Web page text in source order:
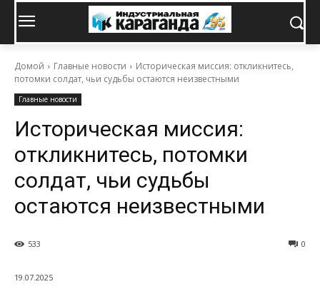
Домой Главные новости
Историческая миссия: откликнитесь,
потомки солдат, чьи судьбы остаются неизвестными
Главные новости
Историческая миссия:
откликнитесь, потомки
солдат, чьи судьбы
остаются неизвестными
0
533
19.07.2025